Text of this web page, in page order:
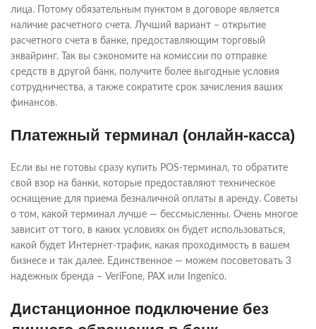
лица. Потому обязательным пунктом в договоре является
наличие расчетного счета. Лучший вариант – открытие
расчетного счета в банке, предоставляющим торговый
эквайринг. Так вы сэкономите на комиссии по отправке
средств в другой банк, получите более выгодные условия
сотрудничества, а также сократите срок зачисления ваших
финансов.
Платежный терминал (онлайн-касса)
Если вы не готовы сразу купить POS-терминал, то обратите
свой взор на банки, которые предоставляют техническое
оснащение для приема безналичной оплаты в аренду. Советы
о том, какой терминал лучше — бессмысленны. Очень многое
зависит от того, в каких условиях он будет использоваться,
какой будет Интернет-трафик, какая проходимость в вашем
бизнесе и так далее. Единственное — можем посоветовать 3
надежных бренда – VeriFone, PAX или Ingenico.
Дистанционное подключение без